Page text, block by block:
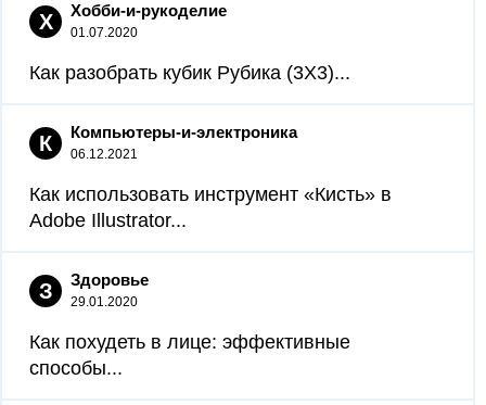
Х Хобби-и-рукоделие
01.07.2020
Как разобрать кубик Рубика (3X3)...
К Компьютеры-и-электроника
06.12.2021
Как использовать инструмент «Кисть» в
Adobe Illustrator...
З Здоровье
29.01.2020
Как похудеть в лице: эффективные
способы...